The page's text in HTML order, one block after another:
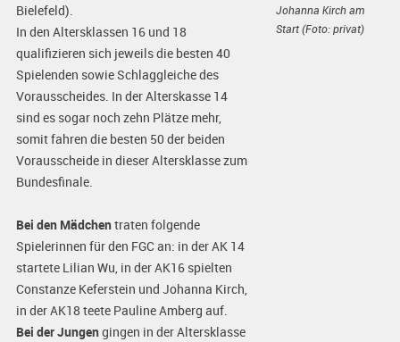
Bielefeld).
In den Altersklassen 16 und 18
qualifizieren sich jeweils die besten 40
Spielenden sowie Schlaggleiche des
Vorausscheides. In der Alterskasse 14
sind es sogar noch zehn Plätze mehr,
somit fahren die besten 50 der beiden
Vorausscheide in dieser Altersklasse zum
Bundesfinale.
Bei den Mädchentraten folgende
Spielerinnen für den FGC an: in der AK 14
startete Lilian Wu, in der AK16 spielten
Constanze Keferstein und Johanna Kirch,
in der AK18 teete Pauline Amberg auf.
Bei der Jungengingen in der Altersklasse
Johanna Kirch am
Start (Foto: privat)